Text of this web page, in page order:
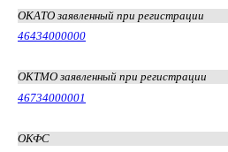
ОКАТО заявленный при регистрации
46434000000
ОКТМО заявленный при регистрации
46734000001
ОКФС